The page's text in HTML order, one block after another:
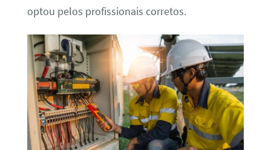
optou pelos profissionais corretos.